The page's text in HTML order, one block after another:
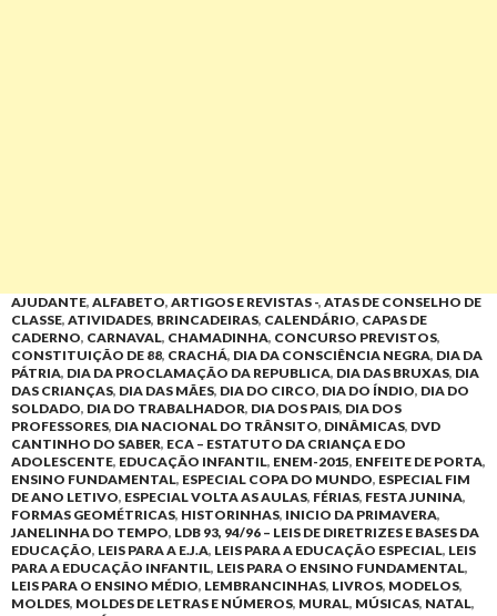
AJUDANTE, ALFABETO, ARTIGOS E REVISTAS -, ATAS DE CONSELHO DE
CLASSE, ATIVIDADES, BRINCADEIRAS, CALENDÁRIO, CAPAS DE
CADERNO, CARNAVAL, CHAMADINHA, CONCURSO PREVISTOS,
CONSTITUIÇÃO DE 88, CRACHÁ, DIA DA CONSCIÊNCIA NEGRA, DIA DA
PÁTRIA, DIA DA PROCLAMAÇÃO DA REPUBLICA, DIA DAS BRUXAS, DIA
DAS CRIANÇAS, DIA DAS MÃES, DIA DO CIRCO, DIA DO ÍNDIO, DIA DO
SOLDADO, DIA DO TRABALHADOR, DIA DOS PAIS, DIA DOS
PROFESSORES, DIA NACIONAL DO TRÂNSITO, DINÂMICAS, DVD
CANTINHO DO SABER, ECA – ESTATUTO DA CRIANÇA E DO
ADOLESCENTE, EDUCAÇÃO INFANTIL, ENEM-2015, ENFEITE DE PORTA,
ENSINO FUNDAMENTAL, ESPECIAL COPA DO MUNDO, ESPECIAL FIM
DE ANO LETIVO, ESPECIAL VOLTA AS AULAS, FÉRIAS, FESTA JUNINA,
FORMAS GEOMÉTRICAS, HISTORINHAS, INICIO DA PRIMAVERA,
JANELINHA DO TEMPO, LDB 93, 94/96 – LEIS DE DIRETRIZES E BASES DA
EDUCAÇÃO, LEIS PARA A E.J.A, LEIS PARA A EDUCAÇÃO ESPECIAL, LEIS
PARA A EDUCAÇÃO INFANTIL, LEIS PARA O ENSINO FUNDAMENTAL,
LEIS PARA O ENSINO MÉDIO, LEMBRANCINHAS, LIVROS, MODELOS,
MOLDES, MOLDES DE LETRAS E NÚMEROS, MURAL, MÚSICAS, NATAL,